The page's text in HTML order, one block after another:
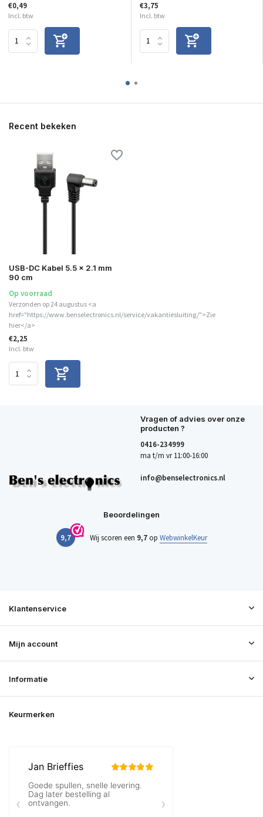
€0,49
Incl. btw
€3,75
Incl. btw
Recent bekeken
USB-DC Kabel 5.5 x 2.1 mm
90 cm
Op voorraad
Verzonden op 24 augustus <a
href="https://www.benselectronics.nl/service/vakantiesluiting/">Zie
hier</a>
€2,25
Incl. btw
Vragen of advies over onze
producten ?
0416-234999
ma t/m vr 11:00-16:00
info@benselectronics.nl
Beoordelingen
9,7 Wij scoren een 9,7op WebwinkelKeur
Klantenservice
Mijn account
Informatie
Keurmerken